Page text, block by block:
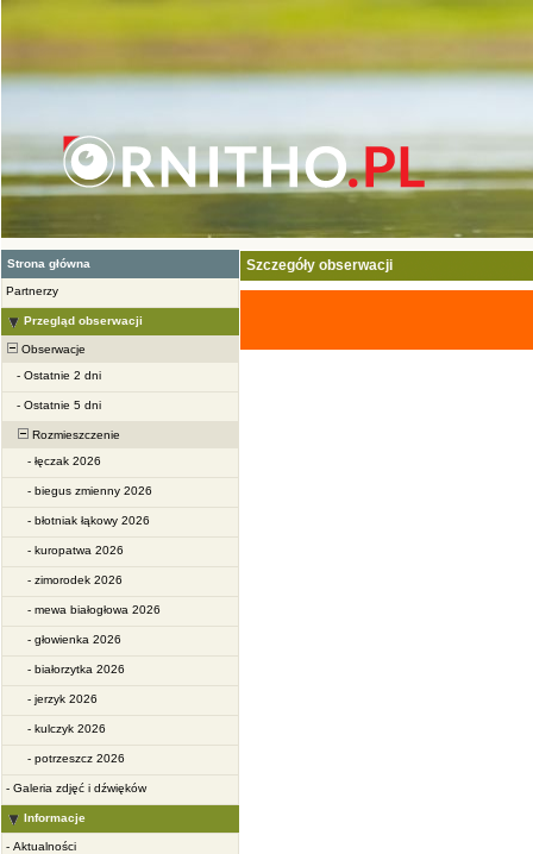
Strona główna
Partnerzy
Przegląd obserwacji
Obserwacje
- Ostatnie 2 dni
- Ostatnie 5 dni
Rozmieszczenie
- łęczak 2026
- biegus zmienny 2026
- błotniak łąkowy 2026
- kuropatwa 2026
- zimorodek 2026
- mewa białogłowa 2026
- głowienka 2026
- białorzytka 2026
- jerzyk 2026
- kulczyk 2026
- potrzeszcz 2026
- Galeria zdjęć i dźwięków
Informacje
- Aktualności
Szczegóły obserwacji